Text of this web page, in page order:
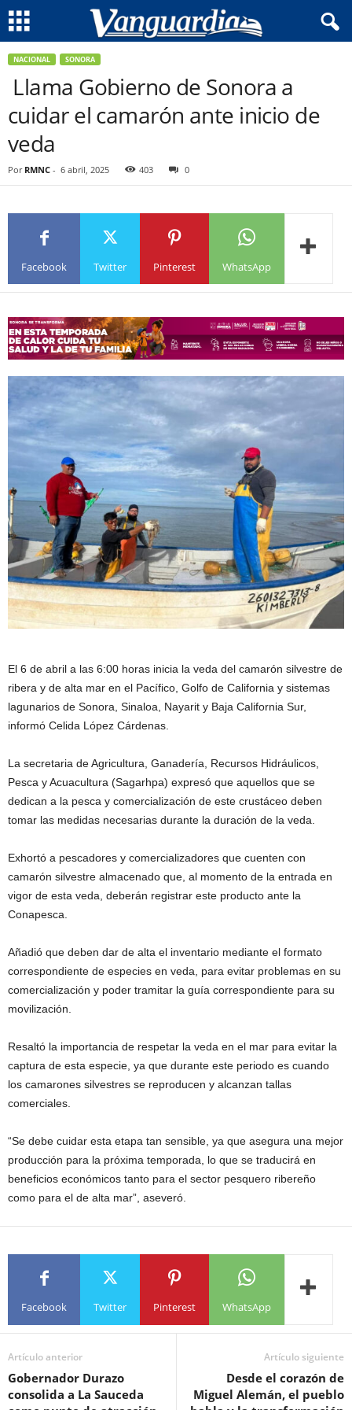
NACIONAL SONORA
Llama Gobierno de Sonora a
cuidar el camarón ante inicio de
veda
Por RMNC - 6 abril, 2025 403 0
Facebook Twitter Pinterest WhatsApp
El 6 de abril a las 6:00 horas inicia la veda del camarón silvestre de
ribera y de alta mar en el Pacífico, Golfo de California y sistemas
lagunarios de Sonora, Sinaloa, Nayarit y Baja California Sur,
informó Celida López Cárdenas.
La secretaria de Agricultura, Ganadería, Recursos Hidráulicos,
Pesca y Acuacultura (Sagarhpa) expresó que aquellos que se
dedican a la pesca y comercialización de este crustáceo deben
tomar las medidas necesarias durante la duración de la veda.
Exhortó a pescadores y comercializadores que cuenten con
camarón silvestre almacenado que, al momento de la entrada en
vigor de esta veda, deberán registrar este producto ante la
Conapesca.
Añadió que deben dar de alta el inventario mediante el formato
correspondiente de especies en veda, para evitar problemas en su
comercialización y poder tramitar la guía correspondiente para su
movilización.
Resaltó la importancia de respetar la veda en el mar para evitar la
captura de esta especie, ya que durante este periodo es cuando
los camarones silvestres se reproducen y alcanzan tallas
comerciales.
“Se debe cuidar esta etapa tan sensible, ya que asegura una mejor
producción para la próxima temporada, lo que se traducirá en
beneficios económicos tanto para el sector pesquero ribereño
como para el de alta mar”, aseveró.
Facebook Twitter Pinterest WhatsApp
Artículo anterior
Gobernador Durazo
consolida a La Sauceda
Artículo siguiente
Desde el corazón de
Miguel Alemán, el pueblo